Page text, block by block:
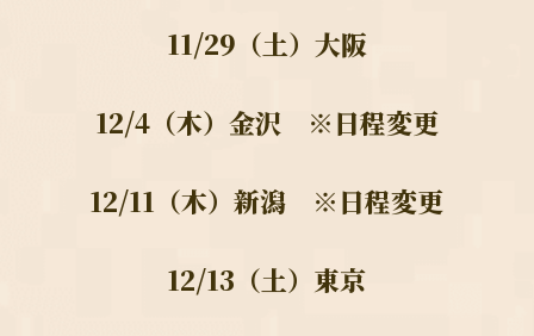
11/29（土）大阪
12/4（木）金沢 ※日程変更
12/11（木）新潟 ※日程変更
12/13（土）東京